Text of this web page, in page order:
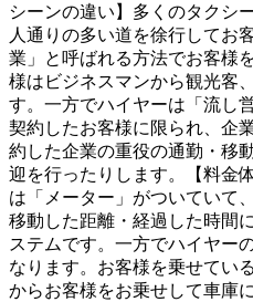
シーンの違い】多くのタクシ
人通りの多い道を徐行してお
業」と呼ばれる方法でお客様
様はビジネスマンから観光客
す。一方でハイヤーは「流し
契約したお客様に限られ、企
約した企業の重役の通勤・移
迎を行ったりします。【料金
は「メーター」がついていて
移動した距離・経過した時間
ステムです。一方でハイヤー
なります。お客様を乗せてい
からお客様をお乗せして車庫